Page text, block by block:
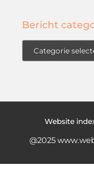
Bericht
Website
@2025